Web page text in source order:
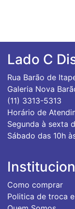
Lado C
Rua Barão de
Galeria Nova
(11) 3313-5313
Horário de
Segunda à sexta
Sábado das 10h
Como comprar
Politica de troca